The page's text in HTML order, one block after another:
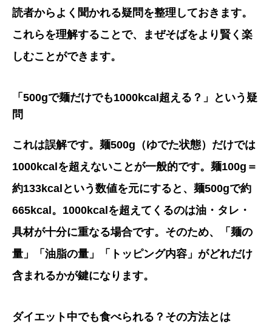
読者からよく聞かれる疑問を整理しておきます。
これらを理解することで、まぜそばをより賢く楽
しむことができます。
「500gで麺だけでも1000kcal超える？」という疑
問
これは誤解です。麺500g（ゆでた状態）だけでは
1000kcalを超えないことが一般的です。麺100g＝
約133kcalという数値を元にすると、麺500gで約
665kcal。1000kcalを超えてくるのは油・タレ・
具材が十分に重なる場合です。そのため、「麺の
量」「油脂の量」「トッピング内容」がどれだけ
含まれるかが鍵になります。
ダイエット中でも食べられる？その方法とは